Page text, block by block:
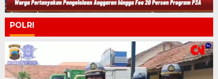
POLRI